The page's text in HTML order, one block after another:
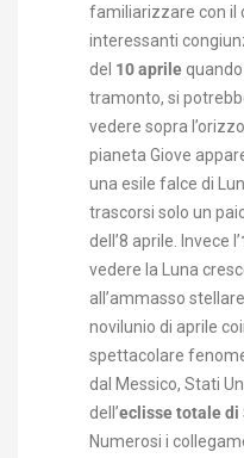
familiarizzare con il
interessanti
del 10 aprile quando
tramonto, si
vedere sopra
pianeta Giove
una esile falce di
trascorsi solo un
dell’8 aprile. Invece l’
vedere la Luna
all’ammasso stellare
novilunio di aprile
spettacolare
dal Messico, Stati
dell’eclisse totale di
Numerosi i